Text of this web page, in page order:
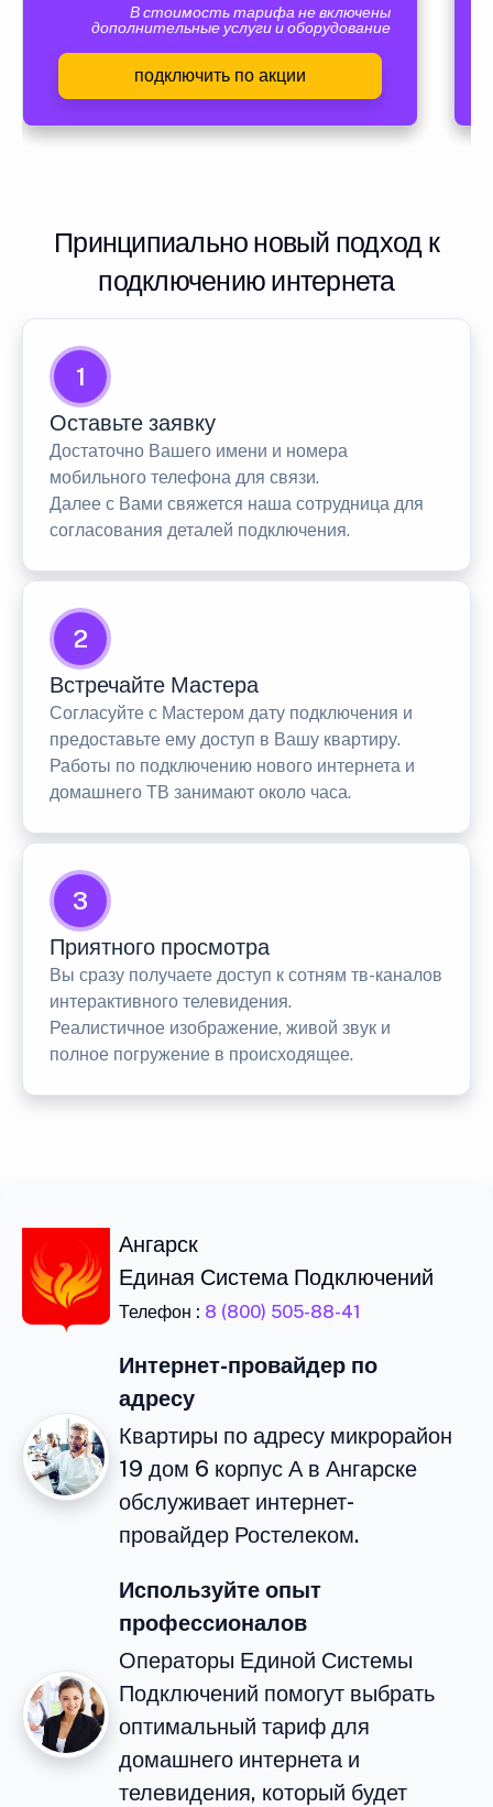
В стоимость тарифа не включены
дополнительные услуги и оборудование
подключить по акции
Принципиально новый подход к
подключению интернета
1
Оставьте заявку
Достаточно Вашего имени и номера
мобильного телефона для связи.
Далее с Вами свяжется наша сотрудница для
согласования деталей подключения.
2
Встречайте Мастера
Согласуйте с Мастером дату подключения и
предоставьте ему доступ в Вашу квартиру.
Работы по подключению нового интернета и
домашнего ТВ занимают около часа.
3
Приятного просмотра
Вы сразу получаете доступ к сотням тв-каналов
интерактивного телевидения.
Реалистичное изображение, живой звук и
полное погружение в происходящее.
Ангарск
Единая Система Подключений
Телефон : 8 (800) 505-88-41
Интернет-провайдер по
адресу
Квартиры по адресу микрорайон
19 дом 6 корпус А в Ангарске
обслуживает интернет-
провайдер Ростелеком.
Используйте опыт
профессионалов
Операторы Единой Системы
Подключений помогут выбрать
оптимальный тариф для
домашнего интернета и
телевидения, который будет